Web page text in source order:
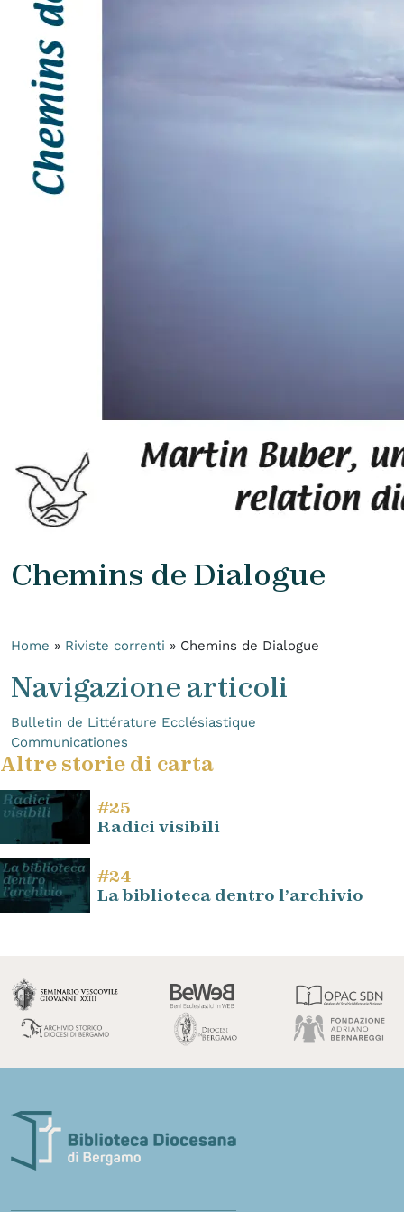
Chemins de Dialogue
Home » Riviste correnti » Chemins de Dialogue
Navigazione articoli
Bulletin de Littérature Ecclésiastique
Communicationes
Altre storie di carta
#25
Radici visibili
#24
La biblioteca dentro l’archivio